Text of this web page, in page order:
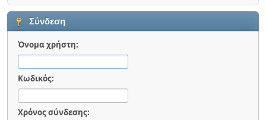
Σύνδεση
Όνομα χρήστη:
Κωδικός:
Χρόνος σύνδεσης: